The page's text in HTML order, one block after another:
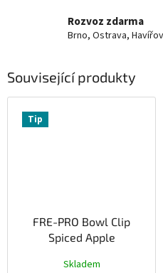
Rozvoz zdarma
Brno, Ostrava,
Související produkty
Tip
FRE-PRO Bowl Clip
Spiced Apple
Skladem